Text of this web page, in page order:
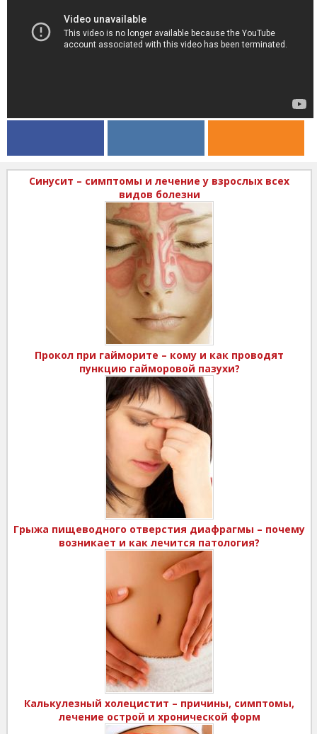
Синусит – симптомы и лечение у взрослых всех
видов болезни
Прокол при гайморите – кому и как проводят
пункцию гайморовой пазухи?
Грыжа пищеводного отверстия диафрагмы – почему
возникает и как лечится патология?
Калькулезный холецистит – причины, симптомы,
лечение острой и хронической форм